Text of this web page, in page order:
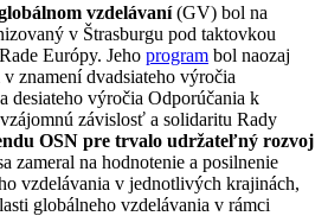
vzdelávaní(GV) bol na
v Štrasburgu pod taktovkou
Európy. Jeho program bol naozaj
znamení dvadsiateho výročia
desiateho výročia Odporúčania k
závislosť a solidaritu Rady
OSN pre trvalo udržateľný rozvoj
zameral na hodnotenie a posilnenie
vzdelávania v jednotlivých krajinách,
globálneho vzdelávania v rámci